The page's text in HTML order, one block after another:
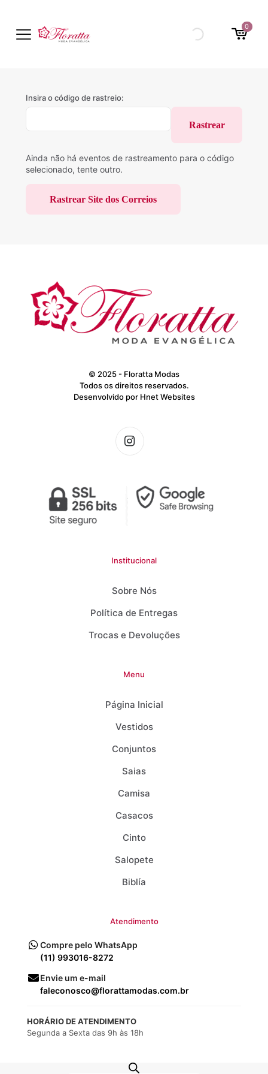
0
Insira o código de rastreio:
Rastrear
Ainda não há eventos de rastreamento para o código
selecionado, tente outro.
Rastrear Site dos Correios
© 2025 - Floratta Modas
Todos os direitos reservados.
Desenvolvido por Hnet Websites
Institucional
Sobre Nós
Política de Entregas
Trocas e Devoluções
Menu
Página Inicial
Vestidos
Conjuntos
Saias
Camisa
Casacos
Cinto
Salopete
Biblía
Atendimento
Compre pelo WhatsApp
(11) 993016-8272
Envie um e-mail
faleconosco@florattamodas.com.br
HORÁRIO DE ATENDIMENTO
Segunda a Sexta das 9h às 18h